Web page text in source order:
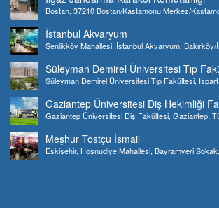
Bostan, 37210 Bostan/Kastamonu Merkez/
İstanbul Akvaryum
Şenlikköy Mahallesi, İstanbul Akvaryum,
Süleyman Demirel Üniversitesi Tıp
Süleyman Demirel Üniversitesi Tıp Fakültesi,
Gaziantep Üniversitesi Diş Hekimliği
Gaziantep Üniversitesi Diş Fakültesi, Gaziantep,
Meşhur Tostçu İsmail
Eskişehir, Hoşnudiye Mahallesi, Bayramyeri